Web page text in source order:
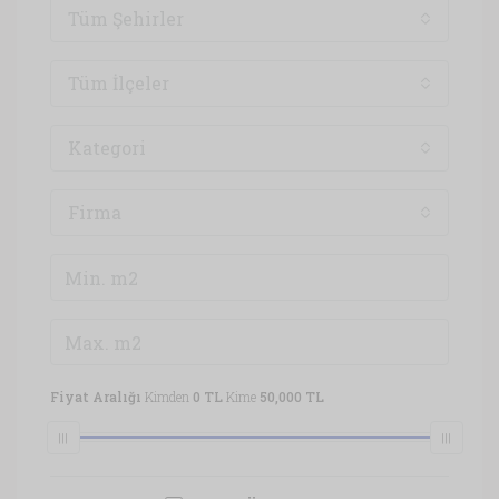
Fiyat Aralığı Kimden 0 TL Kime 50,000 TL